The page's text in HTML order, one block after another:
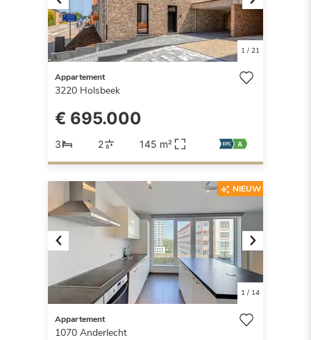
Previous Next
1/ 21
Appartement
3220 Holsbeek
€ 695.000
3 2 145 m²
Previous Next
1/ 14
NIEUW
Appartement
1070 Anderlecht